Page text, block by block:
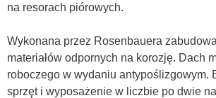
na resorach piórowych.
Wykonana przez Rosenbauera
materiałów odpornych na korozję. Dach
roboczego w wydaniu antypoślizgowym.
sprzęt i wyposażenie w liczbie po dwie